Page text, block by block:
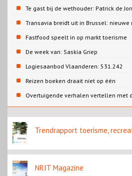
Biesbosch MuseumEiland
Te gast bij de wethouder: Patrick de
Gemeente Emmen
Transavia breidt uit in Brussel: nieuwe
naar Porto
Fastfood speelt in op markt toerisme
De week van: Saskia Griep
Logiesaanbod Vlaanderen: 531.242
slaapplaatsen
Reizen boeken draait niet op één
contentbron
Overtuigende verhalen vertellen met
Trendrapport toerisme,
NRIT Magazine